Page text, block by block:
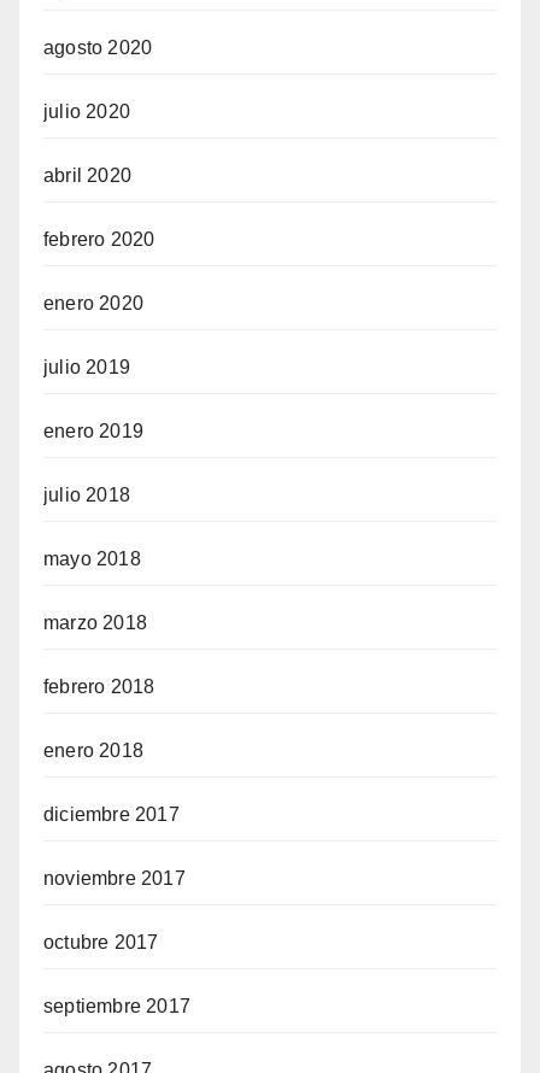
agosto 2020
julio 2020
abril 2020
febrero 2020
enero 2020
julio 2019
enero 2019
julio 2018
mayo 2018
marzo 2018
febrero 2018
enero 2018
diciembre 2017
noviembre 2017
octubre 2017
septiembre 2017